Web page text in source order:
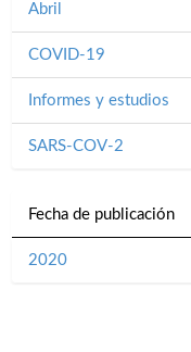
Abril
COVID-19
Informes y estudios
SARS-COV-2
Fecha de publicación
2020